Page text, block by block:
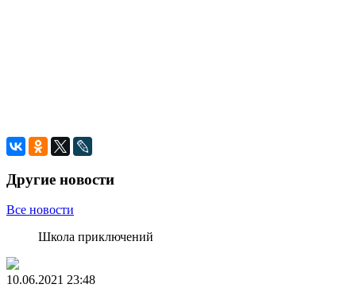
Другие новости
Все новости
Школа приключений
10.06.2021 23:48